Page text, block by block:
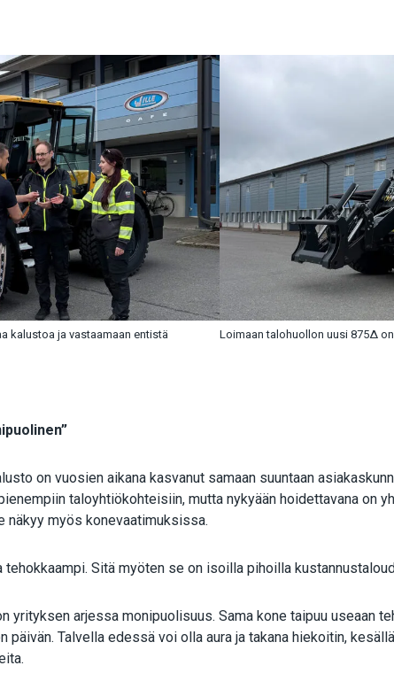
kalustoa ja vastaamaan entistä
Loimaan talohuollon uusi 875Δ
on vuosien aikana kasvanut samaan suuntaan
taloyhtiökohteisiin, mutta nykyään hoidettavana on
näkyy myös konevaatimuksissa.
tehokkaampi. Sitä myöten se on isoilla pihoilla
yrityksen arjessa monipuolisuus. Sama kone taipuu useaan
päivän. Talvella edessä voi olla aura ja takana hiekoitin,